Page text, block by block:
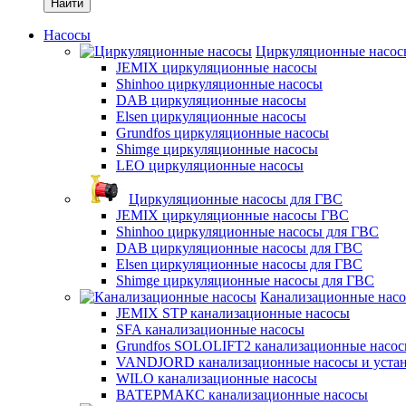
Найти
Насосы
Циркуляционные
JEMIX циркуляционные насосы
Shinhoo циркуляционные насосы
DAB циркуляционные насосы
Elsen циркуляционные насосы
Grundfos циркуляционные насосы
Shimge циркуляционные насосы
LEO циркуляционные насосы
Циркуляционные насосы для ГВС
JEMIX циркуляционные насосы ГВС
Shinhoo циркуляционные насосы для ГВС
DAB циркуляционные насосы для ГВС
Elsen циркуляционные насосы для ГВС
Shimge циркуляционные насосы для ГВС
Канализационные
JEMIX STP канализационные насосы
SFA канализационные насосы
Grundfos SOLOLIFT2 канализационные
VANDJORD канализационные насосы и
WILO канализационные насосы
ВАТЕРМАКС канализационные насосы